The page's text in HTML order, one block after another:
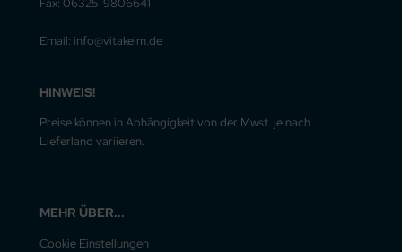
Fax: 06325-9806641
Email: info@vitakeim.de
HINWEIS!
Preise können in Abhängigkeit von der Mwst. je nach
Lieferland variieren.
MEHR ÜBER...
Cookie Einstellungen